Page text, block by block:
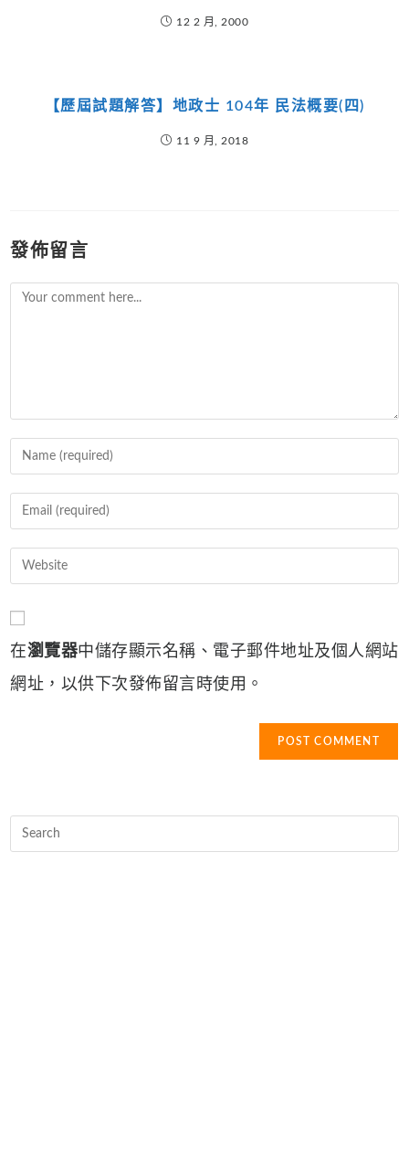
12 2 月, 2000
【歷屆試題解答】地政士 104年 民法概要(四)
11 9 月, 2018
發佈留言
Comment
Enter
your
or
username
Enter
your
address
Enter
your
website
(optional)
在瀏覽器中儲存顯示名稱、電子郵件地址及個人網站
網址，以供下次發佈留言時使用。